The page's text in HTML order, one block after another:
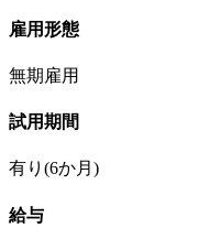
雇用形態
無期雇用
試用期間
有り(6か月)
給与